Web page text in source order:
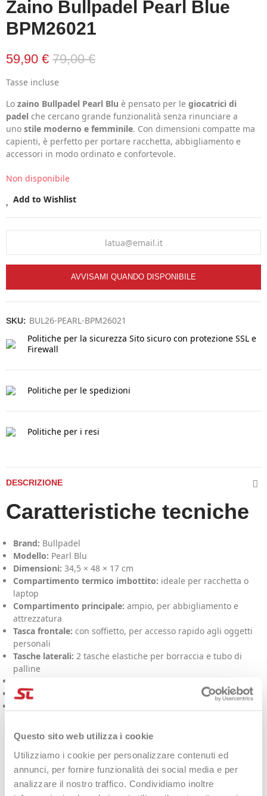
Questo sito web utilizza i cookie
Utilizziamo i cookie per personalizzare contenuti ed
annunci, per fornire funzionalità dei social media e per
analizzare il nostro traffico. Condividiamo inoltre
Zaino Bullpadel Pearl Blue
BPM26021
59,90 € 79,00 €
Tasse incluse
Lo zaino Bullpadel Pearl Blu è pensato per le giocatrici di
padel che cercano grande funzionalità senza rinunciare a
uno stile moderno e femminile. Con dimensioni compatte ma
capienti, è perfetto per portare racchetta, abbigliamento e
accessori in modo ordinato e confortevole.
Non disponibile
Add to Wishlist
AVVISAMI QUANDO DISPONIBILE
SKU: BUL26-PEARL-BPM26021
Politiche per la sicurezza Sito sicuro con protezione SSL e
Firewall
Politiche per le spedizioni
Politiche per i resi
DESCRIZIONE
Caratteristiche tecniche
Brand: Bullpadel
Modello: Pearl Blu
Dimensioni: 34,5 × 48 × 17 cm
Compartimento termico imbottito: ideale per racchetta o
laptop
Compartimento principale: ampio, per abbigliamento e
attrezzatura
Tasca frontale: con soffietto, per accesso rapido agli oggetti
personali
Tasche laterali: 2 tasche elastiche per borraccia e tubo di
palline
Composizione:
Poliestere 1680D e fodera 100% poliammide
Descrizione
Lo zaino Bullpadel Pearl Blu offre una struttura ottimizzata e
resistente
compartimento termico imbottito protegge la